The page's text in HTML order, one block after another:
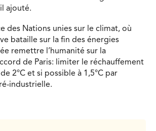
ajouté.
des Nations unies sur le climat, où
bataille sur la fin des énergies
remettre l’humanité sur la
de Paris: limiter le réchauffement
2°C et si possible à 1,5°C par
industrielle.